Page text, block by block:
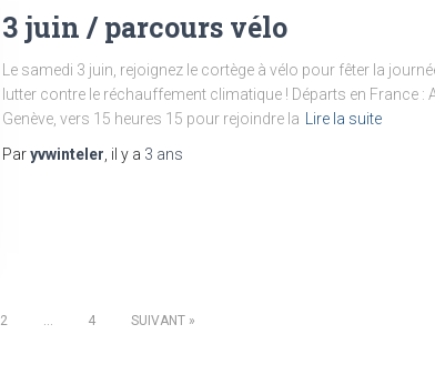
3 juin / parcours vélo
Le samedi 3 juin, rejoignez le cortège à vélo pour fêter la
lutter contre le réchauffement climatique ! Départs en France :
Genève, vers 15 heures 15 pour rejoindre la
Lire la suite
Paryvwinteler , il y a 3 ans
2 4 SUIVANT